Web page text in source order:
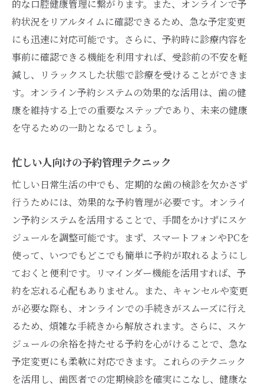
的な口腔健康管理に繋がります。また、オンラインで予
約状況をリアルタイムに確認できるため、急な予定変更
にも迅速に対応可能です。さらに、予約時に診療内容を
事前に確認できる機能を利用すれば、受診前の不安を軽
減し、リラックスした状態で診療を受けることができま
す。オンライン予約システムの効果的な活用は、歯の健
康を維持する上での重要なステップであり、未来の健康
を守るための一助となるでしょう。
忙しい人向けの予約管理テクニック
忙しい日常生活の中でも、定期的な歯の検診を欠かさず
行うためには、効果的な予約管理が必要です。オンライ
ン予約システムを活用することで、手間をかけずにスケ
ジュールを調整可能です。まず、スマートフォンやPCを
使って、いつでもどこでも簡単に予約が取れるようにし
ておくと便利です。リマインダー機能を活用すれば、予
約を忘れる心配もありません。また、キャンセルや変更
が必要な際も、オンラインでの手続きがスムーズに行え
るため、煩雑な手続きから解放されます。さらに、スケ
ジュールの余裕を持たせる予約を心がけることで、急な
予定変更にも柔軟に対応できます。これらのテクニック
を活用し、歯医者での定期検診を確実にこなし、健康な